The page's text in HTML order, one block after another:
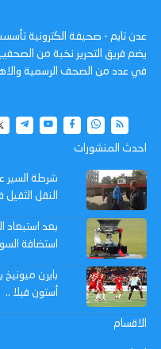
يضم فريق التحرير نخبة من
في عدد من الصحف الرسمية
احدث المنشورات
شرطة السير
النقل
بعد
استضافة
بايرن
أستون فيلا ..
الاقسام